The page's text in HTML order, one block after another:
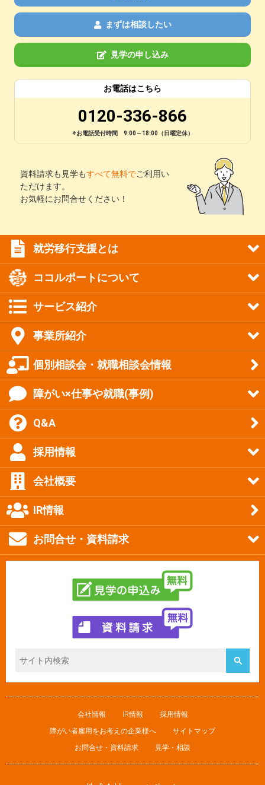
まずは相談したい
見学の申し込み
お電話はこちら
0120-336-866
※お電話受付時間 9:00～18:00（日曜定休）
資料請求も見学もすべて無料でご利用い
ただけます。
お気軽にお問合せください！
就労移行支援とは
ココルポートについて
サービス紹介
事業所紹介
個別相談会・就職相談会情報
障がい×仕事や就職(事例)
Q&A
採用情報
会社概要
IR情報
お問合せ・資料請求
会社情報 IR情報
採用情報
障がい者雇用をお考えの企業様へ
サイトマップ
お問合せ・資料請求
見学・相談